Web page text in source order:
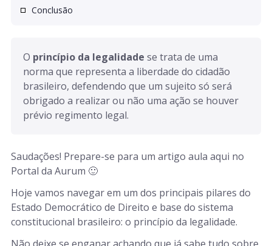
Conclusão
O princípio da legalidade se trata de uma
norma que representa a liberdade do cidadão
brasileiro, defendendo que um sujeito só será
obrigado a realizar ou não uma ação se houver
prévio regimento legal.
Saudações! Prepare-se para um artigo aula aqui no
Portal da Aurum 🙂
Hoje vamos navegar em um dos principais pilares do
Estado Democrático de Direito e base do sistema
constitucional brasileiro: o princípio da legalidade.